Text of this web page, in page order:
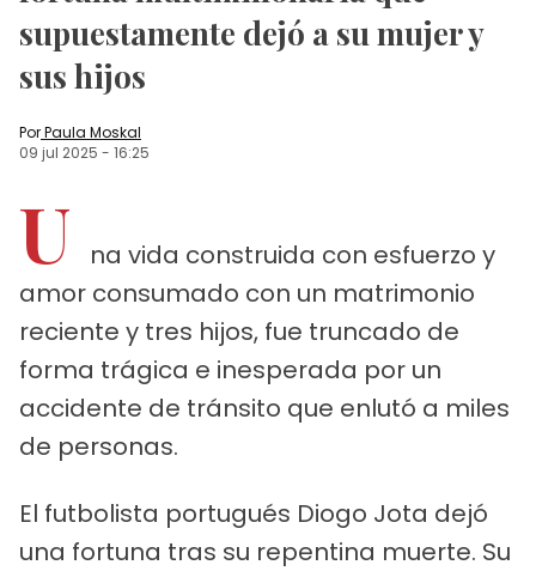
supuestamente dejó a su mujer y
sus hijos
PorPaula Moskal
09 jul 2025 - 16:25
U
na vida construida con esfuerzo y
amor consumado con un matrimonio
reciente y tres hijos, fue truncado de
forma trágica e inesperada por un
accidente de tránsito que enlutó a miles
de personas.
El futbolista portugués Diogo Jota dejó
una fortuna tras su repentina muerte. Su